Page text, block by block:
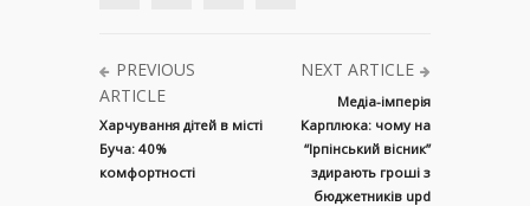
PREVIOUS
ARTICLE
Харчування дітей в місті
Буча: 40%
комфортності
NEXT ARTICLE
Медіа-імперія
Карплюка: чому на
“Ірпінський вісник”
здирають гроші з
бюджетників upd